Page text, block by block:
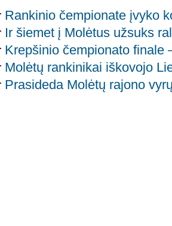
Rankinio čempionate įvyko
Ir šiemet į Molėtus užsuks
Krepšinio čempionato finale
Molėtų rankinikai iškovojo
Prasideda Molėtų rajono